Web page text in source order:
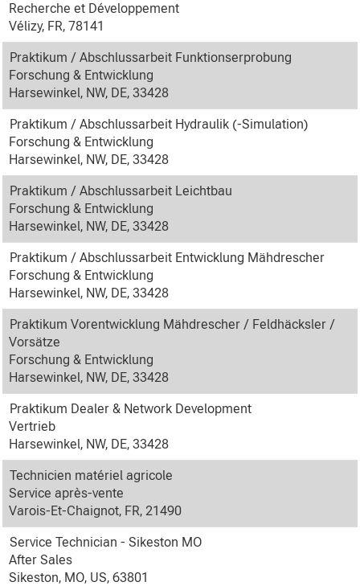
Recherche et Développement
Vélizy, FR, 78141
Praktikum / Abschlussarbeit Funktionserprobung
Forschung & Entwicklung
Harsewinkel, NW, DE, 33428
Praktikum / Abschlussarbeit Hydraulik (-Simulation)
Forschung & Entwicklung
Harsewinkel, NW, DE, 33428
Praktikum / Abschlussarbeit Leichtbau
Forschung & Entwicklung
Harsewinkel, NW, DE, 33428
Praktikum / Abschlussarbeit Entwicklung Mähdrescher
Forschung & Entwicklung
Harsewinkel, NW, DE, 33428
Praktikum Vorentwicklung Mähdrescher / Feldhäcksler /
Vorsätze
Forschung & Entwicklung
Harsewinkel, NW, DE, 33428
Praktikum Dealer & Network Development
Vertrieb
Harsewinkel, NW, DE, 33428
Technicien matériel agricole
Service après-vente
Varois-Et-Chaignot, FR, 21490
Service Technician - Sikeston MO
After Sales
Sikeston, MO, US, 63801